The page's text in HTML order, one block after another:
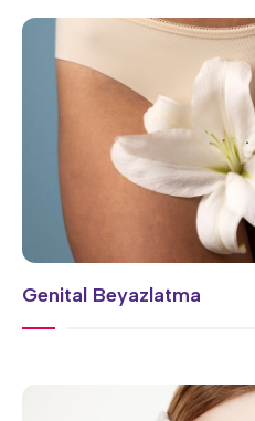
Genital Beyazlatma